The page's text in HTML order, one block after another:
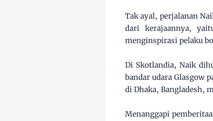
Tak ayal, perjalanan
dari kerajaannya,
menginspirasi pelaku
Di Skotlandia, Naik
bandar udara Glasgow
di Dhaka, Bangladesh,
Menanggapi